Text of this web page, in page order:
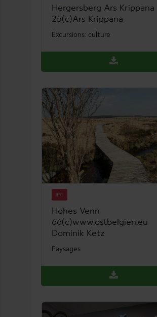
Hergersberg Ars Krippana
25(c)Ars Krippana
Excursions: culture
JPG
Hohes Venn
66(c)www.ostbelgien.eu
Dominik Ketz
Paysages